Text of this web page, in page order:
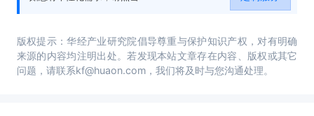
版权提示：华经产业研究院倡导尊重与保护知识产权，对有明确
来源的内容均注明出处。若发现本站文章存在内容、版权或其它
问题，请联系kf@huaon.com，我们将及时与您沟通处理。